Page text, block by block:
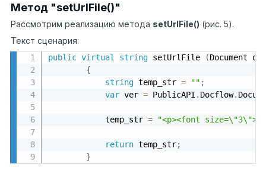
Метод "setUrlFile()"
Рассмотрим реализацию метода setUrlFile() (рис. 5).
Текст сценария:
public virtual string setUrlFile (Document
{
string temp_str = "" ;
var ver = PublicAPI . Docflow.
            temp_str
= "<p><font size=\"3\">"
return temp_str;
}